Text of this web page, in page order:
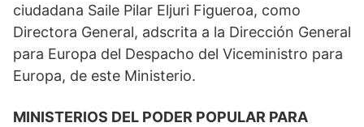
ciudadana Saile Pilar Eljuri Figueroa, como
Directora General, adscrita a la Dirección General
para Europa del Despacho del Viceministro para
Europa, de este Ministerio.
MINISTERIOS DEL PODER POPULAR PARA